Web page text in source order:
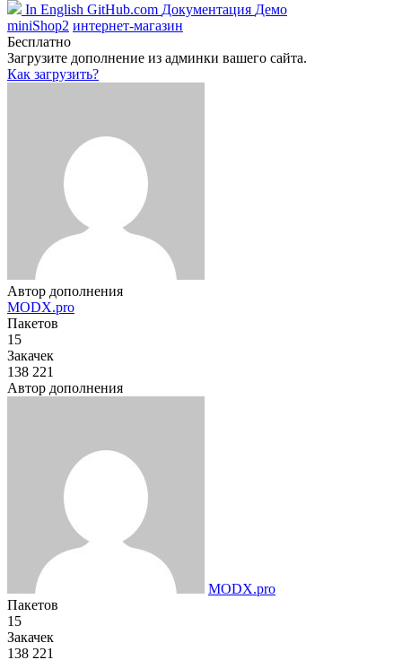
In English GitHub.com Документация Демо
miniShop2 интернет-магазин
Бесплатно
Загрузите дополнение из админки вашего сайта.
Как загрузить?
Автор дополнения
MODX.pro
Пакетов
15
Закачек
138 221
Автор дополнения
MODX.pro
Пакетов
15
Закачек
138 221